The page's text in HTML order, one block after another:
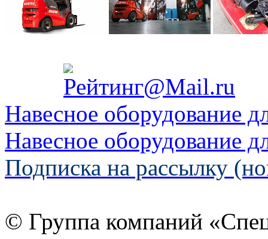
Навесное оборудование
Навесное оборудование
Подписка на рассылку
© Группа компаний